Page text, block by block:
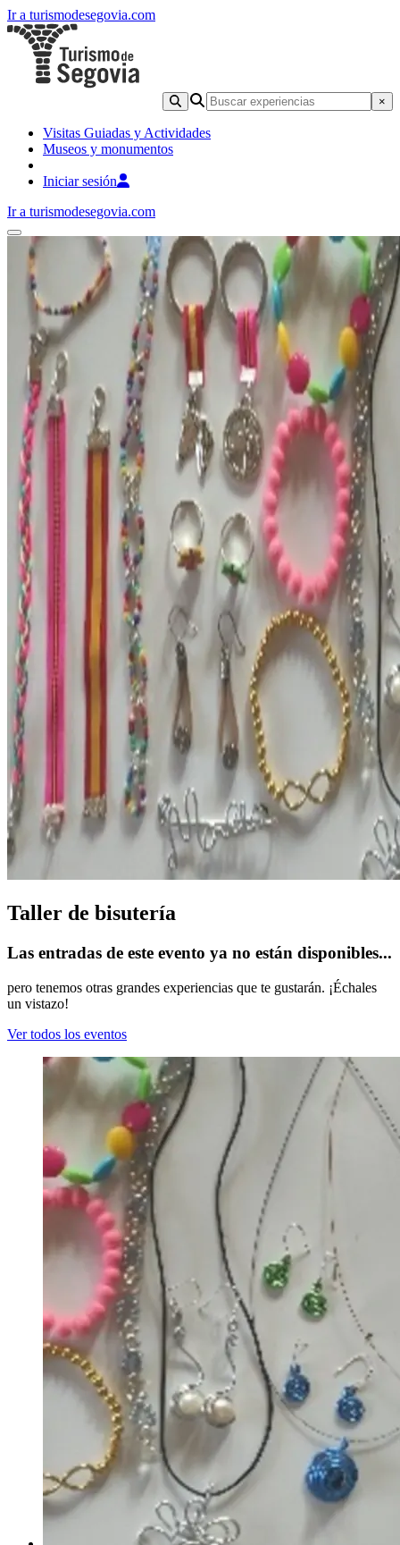
Ir a turismodesegovia.com
×
Visitas Guiadas y Actividades
Museos y monumentos
Iniciar sesión
Ir a turismodesegovia.com
Taller de bisutería
Las entradas de este evento ya no están disponibles...
pero tenemos otras grandes experiencias que te gustarán. ¡Échales
un vistazo!
Ver todos los eventos